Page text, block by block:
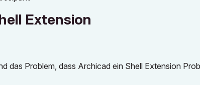
Extension
das Problem, dass Archicad ein Shell Extension